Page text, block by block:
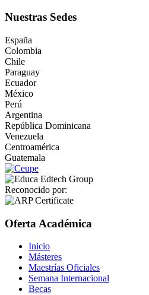
Nuestras Sedes
España
Colombia
Chile
Paraguay
Ecuador
México
Perú
Argentina
República Dominicana
Venezuela
Centroamérica
Guatemala
Reconocido por:
Oferta Académica
Inicio
Másteres
Maestrías Oficiales
Semana Internacional
Becas